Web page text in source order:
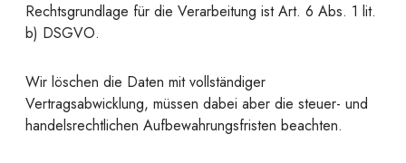
Rechtsgrundlage für die Verarbeitung ist Art. 6 Abs. 1 lit.
b) DSGVO.
Wir löschen die Daten mit vollständiger
Vertragsabwicklung, müssen dabei aber die steuer- und
handelsrechtlichen Aufbewahrungsfristen beachten.